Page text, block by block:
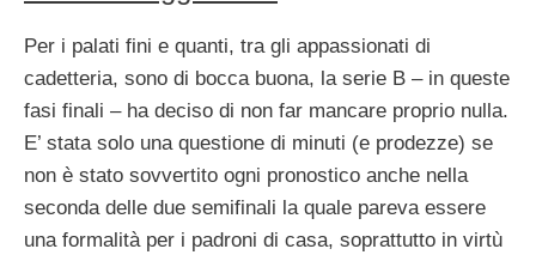
Per i palati fini e quanti, tra gli appassionati di
cadetteria, sono di bocca buona, la serie B – in queste
fasi finali – ha deciso di non far mancare proprio nulla.
E’ stata solo una questione di minuti (e prodezze) se
non è stato sovvertito ogni pronostico anche nella
seconda delle due semifinali la quale pareva essere
una formalità per i padroni di casa, soprattutto in virtù